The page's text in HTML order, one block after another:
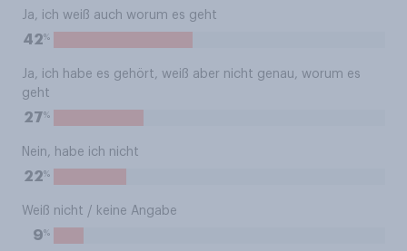
Ja, ich weiß auch worum es geht
42%
Ja, ich habe es gehört, weiß aber nicht genau, worum es
geht
27%
Nein, habe ich nicht
22%
Weiß nicht / keine Angabe
9%